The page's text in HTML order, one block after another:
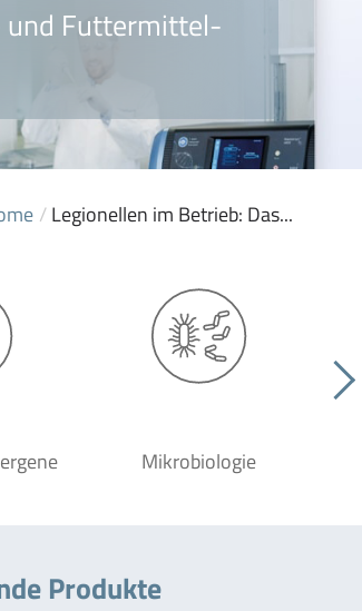
und Futtermittel-
/Legionellen im Betrieb: Das...
Mikrobiologie
Produkte